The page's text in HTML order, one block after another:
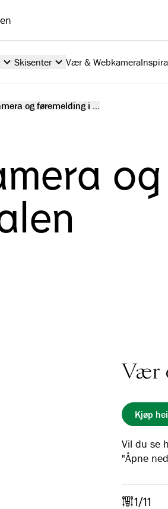
Skisenter Vær & Webkamera
og føremelding i ...
Vær
Kjøp
Vil du se
"Åpne
1/11